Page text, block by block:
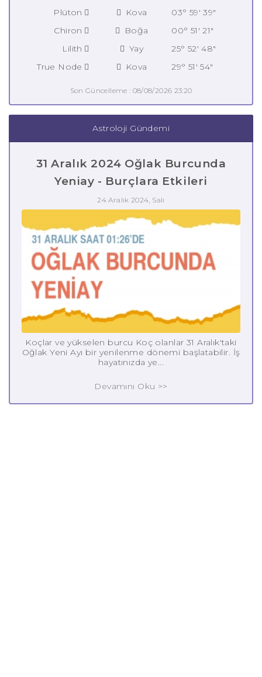
Plüton
Kova
03° 59' 39"
Chiron
Boğa
00° 51' 21"
Lilith
Yay
25° 52' 48"
True Node
Kova 29° 51' 54"
Son Güncelleme : 08/08/2026 23:20
Astroloji Gündemi
31 Aralık 2024 Oğlak Burcunda
Yeniay - Burçlara Etkileri
24 Aralık 2024, Salı
Koçlar ve yükselen burcu Koç olanlar 31 Aralık'taki
Oğlak Yeni Ayı bir yenilenme dönemi başlatabilir. İş
hayatınızda ye...
Devamını Oku >>